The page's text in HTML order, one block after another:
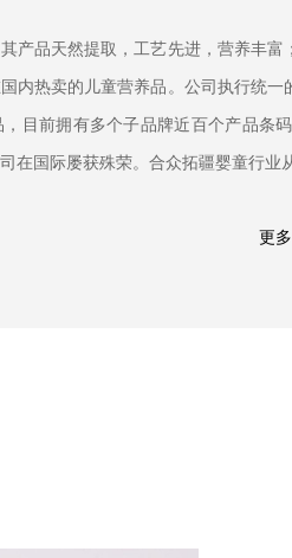
产品天然提取，工艺先进，营养丰
内热卖的儿童营养品。公司执行统
目前拥有多个子品牌近百个产品
在国际屡获殊荣。合众拓疆婴童行
更多